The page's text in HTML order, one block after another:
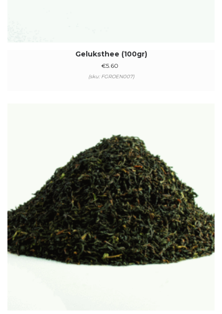
Geluksthee (100gr)
€5.60
(sku: FGROEN007)